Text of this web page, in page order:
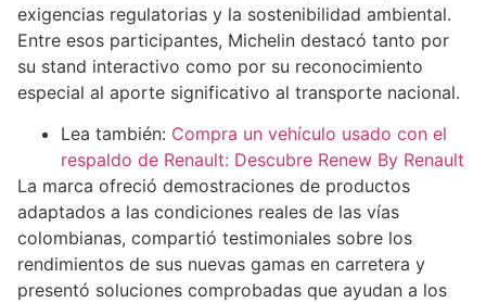
exigencias regulatorias y la sostenibilidad ambiental.
Entre esos participantes, Michelin destacó tanto por
su stand interactivo como por su reconocimiento
especial al aporte significativo al transporte nacional.
Lea también: Compra un vehículo usado con el
respaldo de Renault: Descubre Renew By Renault
La marca ofreció demostraciones de productos
adaptados a las condiciones reales de las vías
colombianas, compartió testimoniales sobre los
rendimientos de sus nuevas gamas en carretera y
presentó soluciones comprobadas que ayudan a los